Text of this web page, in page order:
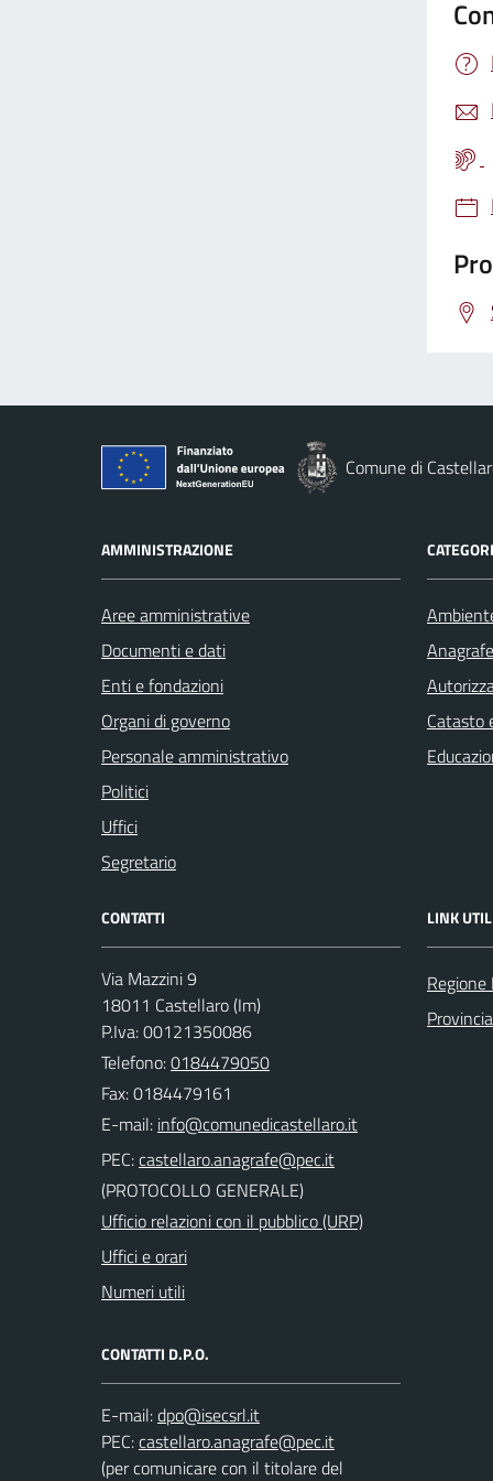
Comune di
AMMINISTRAZIONE
Aree amministrative
Documenti e dati
Enti e fondazioni
Organi di governo
Personale amministrativo
Politici
Uffici
Segretario
Catasto
CONTATTI
Via Mazzini 9
18011 Castellaro (Im)
P.Iva: 00121350086
Telefono:0184479050
Fax: 0184479161
E-mail:
PEC:
(PROTOCOLLO GENERALE)
Ufficio relazioni con il pubblico (URP)
Uffici e orari
Numeri utili
CONTATTI D.P.O.
E-mail:
PEC:
(per comunicare con il titolare del
LINK
Regione